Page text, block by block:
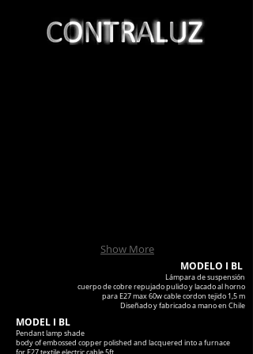
Show More
MODEL I BL
Pendant lamp shade
body of embossed copper polished and lacquered into a furnace
MODELO I BL
Lámpara de suspensión
cuerpo de cobre repujado pulido y lacado al horno
para E27 max 60w cable cordon tejido 1,5 m
Diseñado y fabricado a mano en Chile